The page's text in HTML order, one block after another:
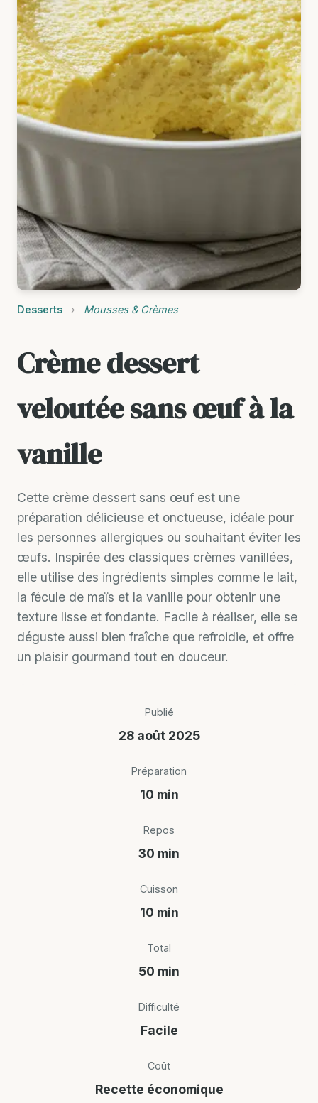
Desserts › Mousses & Crèmes
Crème dessert
veloutée sans œuf à la
vanille
Cette crème dessert sans œuf est une
préparation délicieuse et onctueuse, idéale pour
les personnes allergiques ou souhaitant éviter les
œufs. Inspirée des classiques crèmes vanillées,
elle utilise des ingrédients simples comme le lait,
la fécule de maïs et la vanille pour obtenir une
texture lisse et fondante. Facile à réaliser, elle se
déguste aussi bien fraîche que refroidie, et offre
un plaisir gourmand tout en douceur.
Publié
28 août 2025
Préparation
10 min
Repos
30 min
Cuisson
10 min
Total
50 min
Difficulté
Facile
Coût
Recette économique